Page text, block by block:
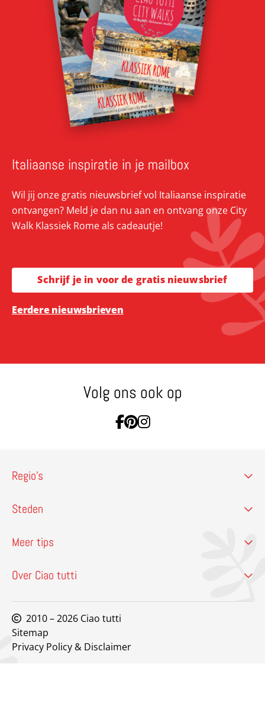
Italiaanse inspiratie in je mailbox
Wil jij onze gratis nieuwsbrief vol Italiaanse inspiratie
ontvangen? Meld je dan nu aan en ontvang onze City
Walk Klassiek Rome als cadeautje!
Schrijf je in voor de gratis nieuwsbrief
Eerdere nieuwsbrieven
Volg ons ook op
Ga naar Facebook
Ga naar Pinterest
Ga naar Instagram
Regio’s
Steden
Meer tips
Over Ciao tutti
2010 – 2026 Ciao tutti
Sitemap
Privacy Policy & Disclaimer